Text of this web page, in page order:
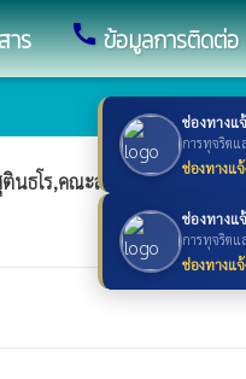
ช่องทางแ
การทุจริต
ช่องทางแ
ช่องทางแ
การทุจริต
ช่องทางแ
าร callข้อมูลการติดต่อ
โร,คณะสมาชิกสภาตำบลกุด